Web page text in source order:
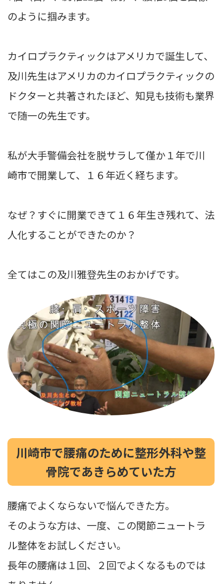
のように掴みます。
カイロプラクティックはアメリカで誕生して、
及川先生はアメリカのカイロプラクティックの
ドクターと共著されたほど、知見も技術も業界
で随一の先生です。
私が大手警備会社を脱サラして僅か１年で川
崎市で開業して、１６年近く経ちます。
なぜ？すぐに開業できて１６年生き残れて、法
人化することができたのか？
全てはこの及川雅登先生のおかげです。
川崎市で腰痛のために整形外科や整
骨院であきらめていた方
腰痛でよくならないで悩んできた方。
そのような方は、一度、この関節ニュートラ
ル整体をお試しください。
長年の腰痛は１回、２回でよくなるものでは